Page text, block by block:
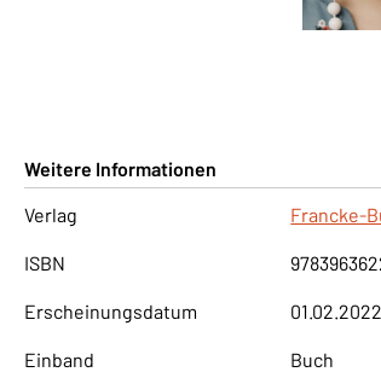
Weitere Informationen
Verlag
Francke-
ISBN
Erscheinungsdatum 01.02.2022
Einband Buch